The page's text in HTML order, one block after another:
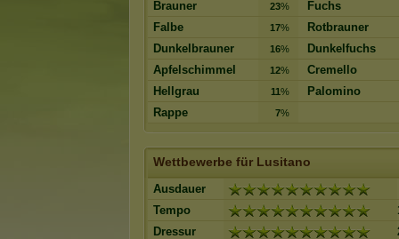
Brauner 23%
Fuchs
Falbe
17%
Rotbrauner
Dunkelbrauner
16%
Dunkelfuchs
Apfelschimmel
12%
Cremello
Hellgrau
11%
Palomino
Rappe
7%
Wettbewerbe für Lusitano
Ausdauer
Tempo
Dressur